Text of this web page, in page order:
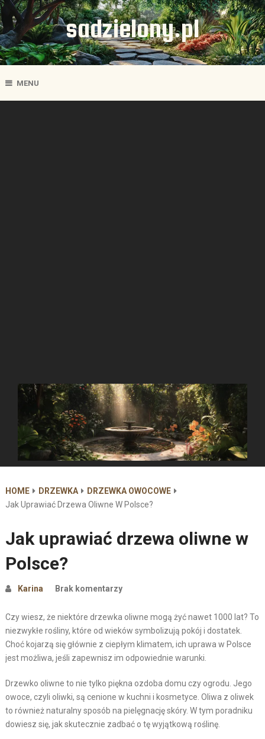
sadzielony.pl
MENU
HOME DRZEWKA
DRZEWKA OWOCOWE
Jak Uprawiać Drzewa Oliwne W Polsce?
Jak uprawiać drzewa oliwne w
Polsce?
Karina Brak komentarzy
Czy wiesz, że niektóre drzewka oliwne mogą żyć nawet 1000 lat? To
niezwykłe rośliny, które od wieków symbolizują pokój i dostatek.
Choć kojarzą się głównie z ciepłym klimatem, ich uprawa w Polsce
jest możliwa, jeśli zapewnisz im odpowiednie warunki.
Drzewko oliwne to nie tylko piękna ozdoba domu czy ogrodu. Jego
owoce, czyli oliwki, są cenione w kuchni i kosmetyce. Oliwa z oliwek
to również naturalny sposób na pielęgnację skóry. W tym poradniku
dowiesz się, jak skutecznie zadbać o tę wyjątkową roślinę.